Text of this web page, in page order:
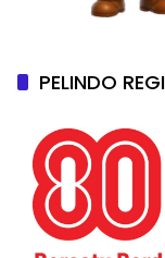
PELINDO